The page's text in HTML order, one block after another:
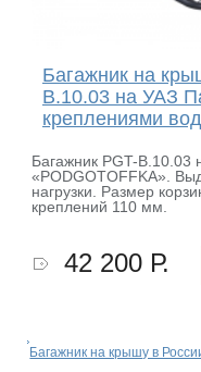
Багажник на
B.10.03 на УАЗ
креплениями
Багажник PGT-B.10.03
«PODGOTOFFKA».
нагрузки. Размер
креплений 110 мм.
42 200 Р.
Багажник на крышу в